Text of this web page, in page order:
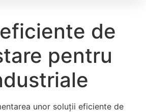
de
pentru
unor soluții eficiente de